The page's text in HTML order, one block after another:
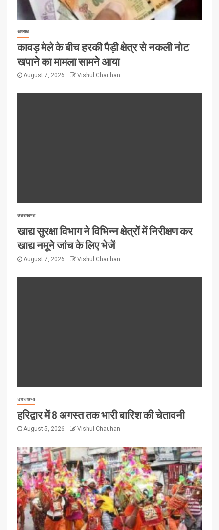
अपराध
कावड़ मेले के बीच हरकी पैड़ी क्षेत्र से नकली नोट
खपाने का मामला सामने आया
August 7, 2026 Vishul Chauhan
उत्तराखण्ड
खाद्य सुरक्षा विभाग ने विभिन्न क्षेत्रों में निरीक्षण कर
खाद्य नमूने जांच के लिए भेजें
August 7, 2026 Vishul Chauhan
उत्तराखण्ड
हरिद्वार में 8 अगस्त तक भारी बारिश की चेतावनी
August 5, 2026 Vishul Chauhan